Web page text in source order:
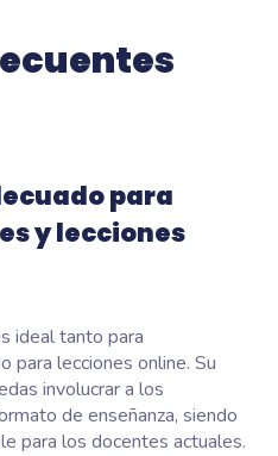
para
y lecciones
ideal tanto para
para lecciones online. Su
involucrar a los
de enseñanza, siendo
para los docentes actuales.